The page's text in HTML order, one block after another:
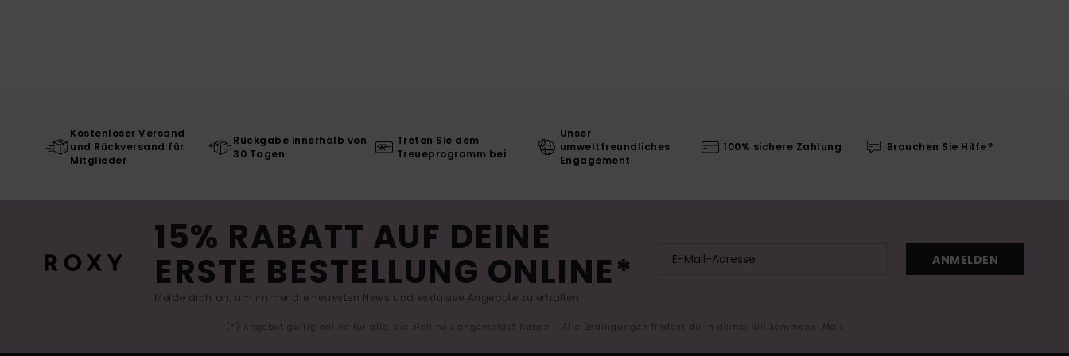
Kostenloser Versand
und Rückversand für
Mitglieder
Rückgabe innerhalb von
30 Tagen
Treten Sie dem
Treueprogramm bei
Unser
umweltfreundliches
Engagement
100% sichere Zahlung Brauchen Sie Hilfe?
15% RABATT AUF DEINE
ERSTE BESTELLUNG ONLINE*
Melde dich an, um immer die neuesten News und exklusive Angebote zu erhalten.
ANMELDEN
(*) Angebot gültig online für alle, die sich neu angemeldet haben - Alle Bedingungen findest du in deiner Willkommens-Mail